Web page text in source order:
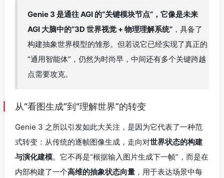
式转变：从传统的逐帧图像生成，走向对
世界状态的构建
与演化建模。它不再是“根据输入图片生成下一帧”，而是在
内部构建了一个高维的抽象状态向量 ，用于表达场景中每
一个物体的位置、运动状态、物理属性，甚至它们之间的
因果关系。这种能力让人类第一次在消费级 AI 模型中，看
这种模型可以模拟“如果灯光关闭，房间会变暗”、“如果球
撞到墙，会反弹”等常识性物理推理，并通过自然语言对这
些世界状态进行实时操控。这比仅仅会“画画”的扩散模型，
更能让我们想象出来未来AGI完全可以为我们构造一个全新
世界的愿景